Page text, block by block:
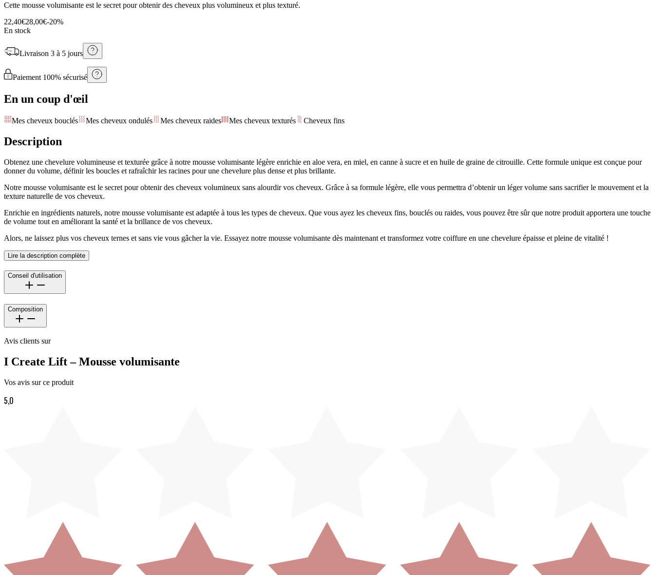
Cette mousse volumisante est le secret pour obtenir des cheveux plus volumineux et plus texturé.
22,40€28,00€-20%
En stock
Livraison 3 à 5 jours
Paiement 100% sécurisé
En un coup d'œil
Mes cheveux bouclés Mes cheveux ondulés Mes cheveux raides Mes cheveux texturés Cheveux fins
Description
Obtenez une chevelure volumineuse et texturée grâce à notre mousse volumisante légère enrichie en aloe vera, en miel, en canne à sucre et en huile de graine de citrouille. Cette formule unique est conçue pour
donner du volume, définir les boucles et rafraîchir les racines pour une chevelure plus dense et plus brillante.
Notre mousse volumisante est le secret pour obtenir des cheveux volumineux sans alourdir vos cheveux. Grâce à sa formule légère, elle vous permettra d’obtenir un léger volume sans sacrifier le mouvement et la
texture naturelle de vos cheveux.
Enrichie en ingrédients naturels, notre mousse volumisante est adaptée à tous les types de cheveux. Que vous ayez les cheveux fins, bouclés ou raides, vous pouvez être sûr que notre produit apportera une touche
de volume tout en améliorant la santé et la brillance de vos cheveux.
Alors, ne laissez plus vos cheveux ternes et sans vie vous gâcher la vie. Essayez notre mousse volumisante dès maintenant et transformez votre coiffure en une chevelure épaisse et pleine de vitalité !
Lire la description complète
Conseil d'utilisation
Composition
Avis clients sur
I Create Lift – Mousse volumisante
Vos avis sur ce produit
5,0